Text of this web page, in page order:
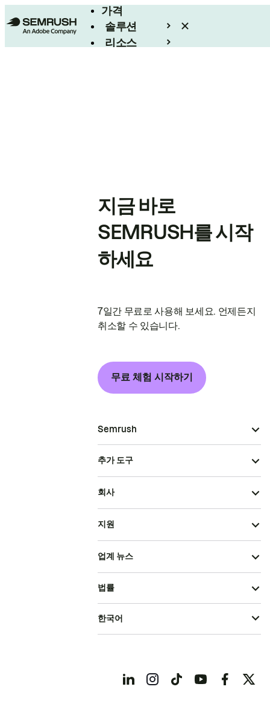
가격
솔루션
리소스
지금 바로
SEMRUSH를 시작
하세요
7일간 무료로 사용해 보세요. 언제든지
취소할 수 있습니다.
무료 체험 시작하기
Semrush
추가 도구
회사
지원
업계 뉴스
법률
한국어